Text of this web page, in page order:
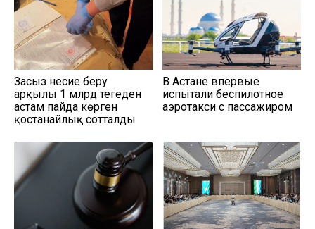
Заңсыз несие беру
арқылы 1 млрд теңгеден
астам пайда көрген
қостанайлық сотталды
В Астане впервые
испытали беспилотное
аэротакси с пассажиром